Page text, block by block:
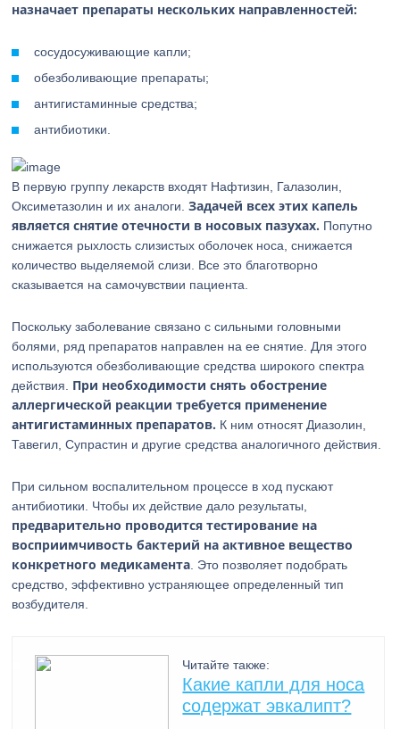
назначает препараты нескольких направленностей:
сосудосуживающие капли;
обезболивающие препараты;
антигистаминные средства;
антибиотики.
В первую группу лекарств входят Нафтизин, Галазолин,
Оксиметазолин и их аналоги.Задачей всех этих капель
является снятие отечности в носовых пазухах. Попутно
снижается рыхлость слизистых оболочек носа, снижается
количество выделяемой слизи. Все это благотворно
сказывается на самочувствии пациента.
Поскольку заболевание связано с сильными головными
болями, ряд препаратов направлен на ее снятие. Для этого
используются обезболивающие средства широкого спектра
действия. При необходимости снять обострение
аллергической реакции требуется применение
антигистаминных препаратов. К ним относят Диазолин,
Тавегил, Супрастин и другие средства аналогичного действия.
При сильном воспалительном процессе в ход пускают
антибиотики. Чтобы их действие дало результаты,
предварительно проводится тестирование на
восприимчивость бактерий на активное вещество
конкретного медикамента . Это позволяет подобрать
средство, эффективно устраняющее определенный тип
возбудителя.
Читайте также:
Какие капли для носа
содержат эвкалипт?